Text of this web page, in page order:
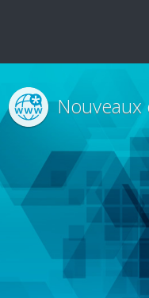
Nouveaux